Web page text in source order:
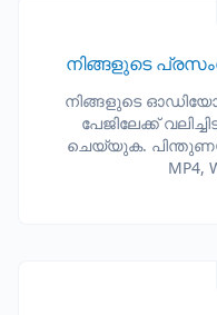
നിങ്ങളുടെ
നിങ്ങളുടെ
പേജിലേക്ക്
ചെയ്യുക.